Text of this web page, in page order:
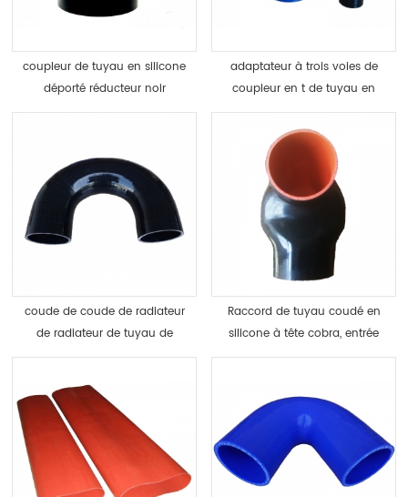
coupleur de tuyau en silicone
déporté réducteur noir
adaptateur à trois voies de
coupleur en t de tuyau en
silicone
coude de coude de radiateur
de radiateur de tuyau de
silicone en forme de u
Raccord de tuyau coudé en
silicone à tête cobra, entrée
turbo